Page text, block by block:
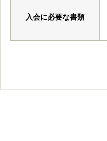
入会に必要な書類